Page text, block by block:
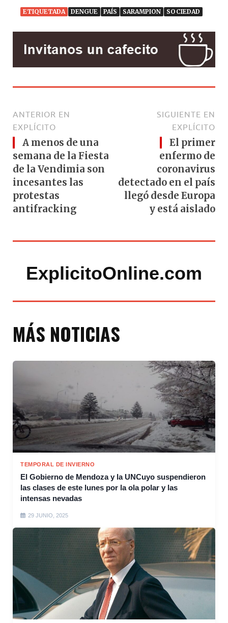
ETIQUETADA DENGUE PAÍS SARAMPION SOCIEDAD
ANTERIOR EN
EXPLÍCITO
A menos de una
semana de la Fiesta
de la Vendimia son
incesantes las
protestas
antifracking
SIGUIENTE EN
EXPLÍCITO
El primer
enfermo de
coronavirus
detectado en el país
llegó desde Europa
y está aislado
ExplicitoOnline.com
MÁS NOTICIAS
TEMPORAL DE INVIERNO
El Gobierno de Mendoza y la UNCuyo suspendieron
las clases de este lunes por la ola polar y las
intensas nevadas
29 JUNIO, 2025